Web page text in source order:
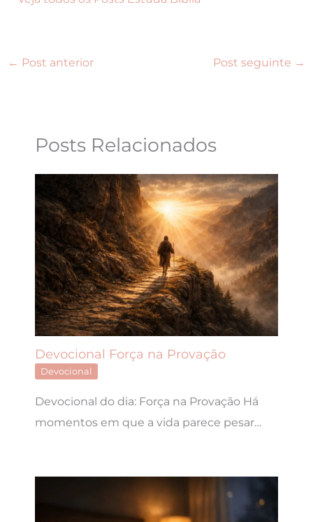
← Post anterior Post seguinte →
Posts Relacionados
Devocional Força na Provação
Devocional
Devocional do dia: Força na Provação Há
momentos em que a vida parece pesar…